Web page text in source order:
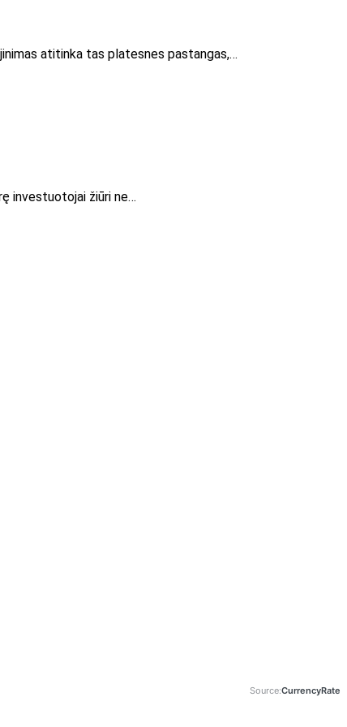
atitinka tas platesnes pastangas,…
investuotojai žiūri ne…
Source:CurrencyRate